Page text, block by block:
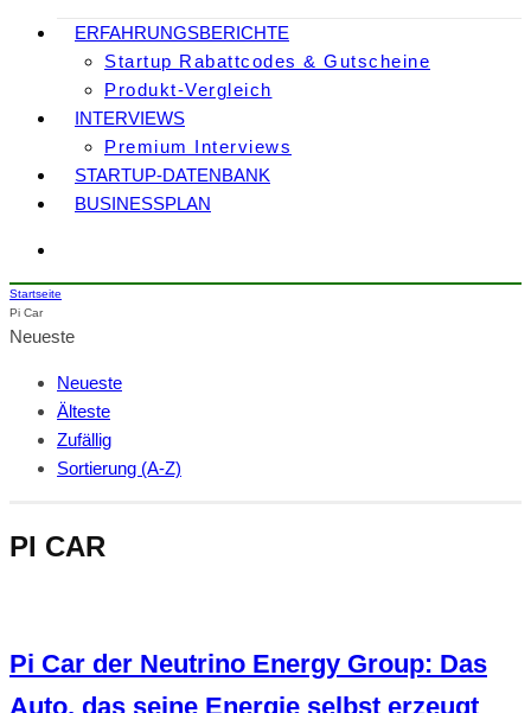
ERFAHRUNGSBERICHTE
Startup Rabattcodes & Gutscheine
Produkt-Vergleich
INTERVIEWS
Premium Interviews
STARTUP-DATENBANK
BUSINESSPLAN
Startseite
Pi Car
Neueste
Neueste
Älteste
Zufällig
Sortierung (A-Z)
PI CAR
Pi Car der Neutrino Energy Group: Das
Auto, das seine Energie selbst erzeugt